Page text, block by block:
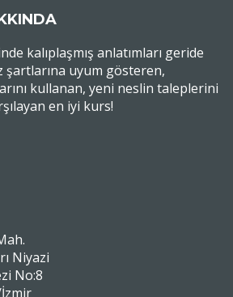
kalıplaşmış anlatımları geride
şartlarına uyum gösteren,
kullanan, yeni neslin taleplerini
en iyi kurs!
Niyazi
No:8